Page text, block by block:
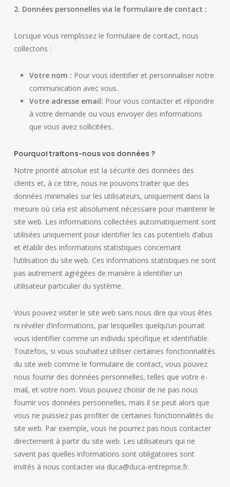
2. Données personnelles via le formulaire de contact :
Lorsque vous remplissez le formulaire de contact, nous
collectons :
Votre nom : Pour vous identifier et personnaliser notre
communication avec vous.
Votre adresse email: Pour vous contacter et répondre
à votre demande ou vous envoyer des informations
que vous avez sollicitées.
Pourquoi traitons-nous vos données ?
Notre priorité absolue est la sécurité des données des
clients et, à ce titre, nous ne pouvons traiter que des
données minimales sur les utilisateurs, uniquement dans la
mesure où cela est absolument nécessaire pour maintenir le
site web. Les informations collectées automatiquement sont
utilisées uniquement pour identifier les cas potentiels d’abus
et établir des informations statistiques concernant
l’utilisation du site web. Ces informations statistiques ne sont
pas autrement agrégées de manière à identifier un
utilisateur particulier du système.
Vous pouvez visiter le site web sans nous dire qui vous êtes
ni révéler d’informations, par lesquelles quelqu’un pourrait
vous identifier comme un individu spécifique et identifiable.
Toutefois, si vous souhaitez utiliser certaines fonctionnalités
du site web comme le formulaire de contact, vous pouvez
nous fournir des données personnelles, telles que votre e-
mail, et votre nom. Vous pouvez choisir de ne pas nous
fournir vos données personnelles, mais il se peut alors que
vous ne puissiez pas profiter de certaines fonctionnalités du
site web. Par exemple, vous ne pourrez pas nous contacter
directement à partir du site web. Les utilisateurs qui ne
savent pas quelles informations sont obligatoires sont
invités à nous contacter via duca@duca-entreprise.fr.